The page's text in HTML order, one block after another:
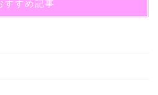
すすめ記事